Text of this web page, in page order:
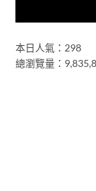
本日人氣：298
總瀏覽量：